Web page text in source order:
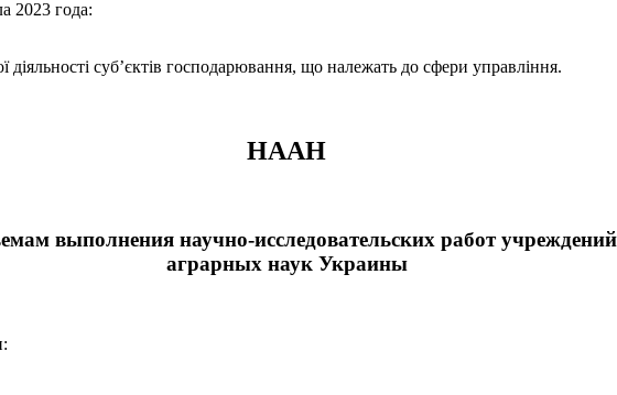
2023 года:
суб’єктів господарювання, що належать до сфери управління.
НААН
выполнения научно-исследовательских работ
аграрных наук Украины